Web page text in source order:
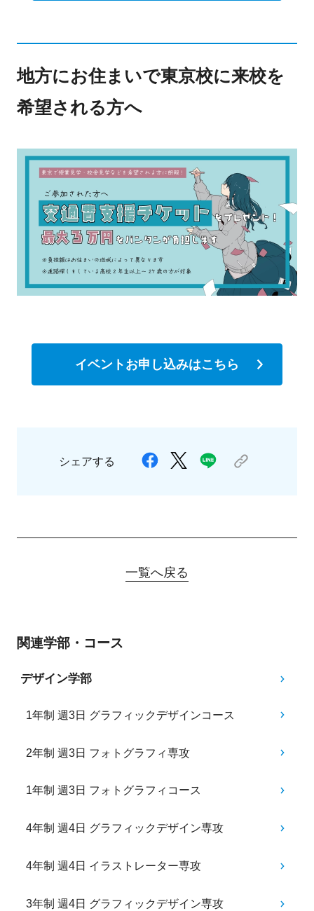
地方にお住まいで東京校に来校を
希望される方へ
イベントお申し込みはこちら
シェアする
一覧へ戻る
関連学部・コース
デザイン学部
1年制 週3日 グラフィックデザインコース
2年制 週3日 フォトグラフィ専攻
1年制 週3日 フォトグラフィコース
4年制 週4日 グラフィックデザイン専攻
4年制 週4日 イラストレーター専攻
3年制 週4日 グラフィックデザイン専攻